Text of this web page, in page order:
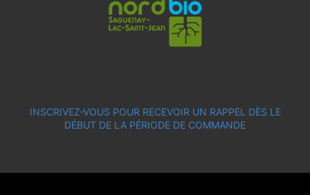
INSCRIVEZ-VOUS POUR RECEVOIR UN RAPPEL DÈS LE
DÉBUT DE LA PÉRIODE DE COMMANDE